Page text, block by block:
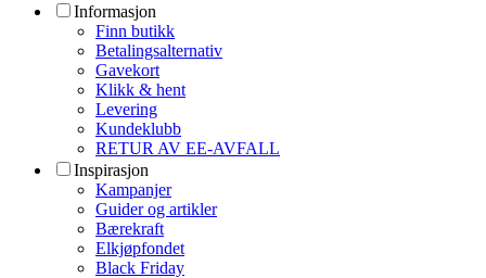
Informasjon
Finn butikk
Betalingsalternativ
Gavekort
Klikk & hent
Levering
Kundeklubb
RETUR AV EE-AVFALL
Inspirasjon
Kampanjer
Guider og artikler
Bærekraft
Elkjøpfondet
Black Friday